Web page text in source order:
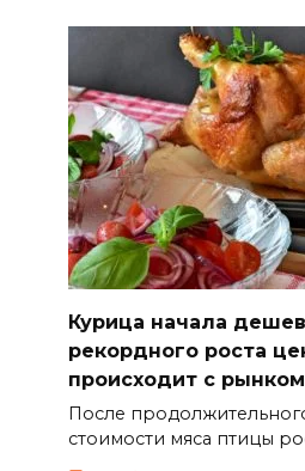
Курица начала
рекордного роста
происходит с
После
стоимости мяса птицы